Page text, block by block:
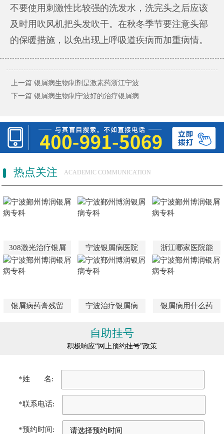
不要使用刺激性比较强的洗发水，洗完头之后应该
及时用吹风机把头发吹干。在秋冬季节要注意头部
的保暖措施，以免出现上呼吸道疾病而加重病情。
上一篇:银屑病生物制剂是激素药浙江宁波
下一篇:银屑病生物制宁波好的治疗银屑病
热点关注 ACADEMIC COMMUNICATION
308激光治疗银屑 宁波银屑病医院 浙江哪家医院能
银屑病药膏残留 宁波治疗银屑病 银屑病用什么药
自助挂号
积极响应“网上预约挂号”政策
*姓 名:
*联系电话:
*预约时间: